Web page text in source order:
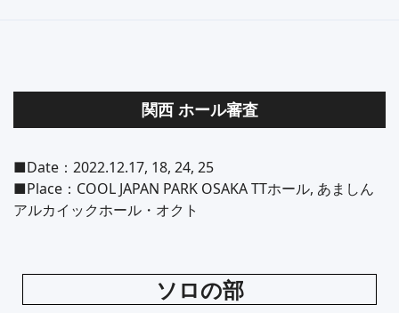
関西 ホール審査
■Date：2022.12.17, 18, 24, 25
■Place：COOL JAPAN PARK OSAKA TTホール, あましん
アルカイックホール・オクト
ソロの部